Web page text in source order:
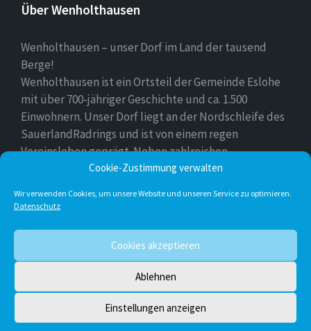
Cookie-Zustimmung verwalten
Wir verwenden Cookies, um unsere Website und unseren Service zu optimieren.
Datenschutz
Cookies akzeptieren
Ablehnen
Einstellungen anzeigen
Über Wenholthausen
Wenholthausen – unser Dorf im Land der tausend
Berge!
Wenholthausen ist ein Ortsteil der Gemeinde Eslohe
mit über 700-jähriger Geschichte und ca. 1.500
Einwohnern. Unser Dorf liegt an der Nordschleife des
SauerlandRadrings und ist von einem regen
Vereinsleben geprägt. Neben zahlreichen
Freizeitmöglichkeiten ist unser Ort für sein
Facebook Twitter
© 2026 Wenholthausen